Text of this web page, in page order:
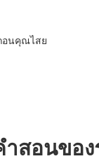
อนคุณไสย
ำสอนของ